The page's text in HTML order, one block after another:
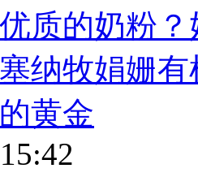
质的奶粉
纳牧娟姗
黄金